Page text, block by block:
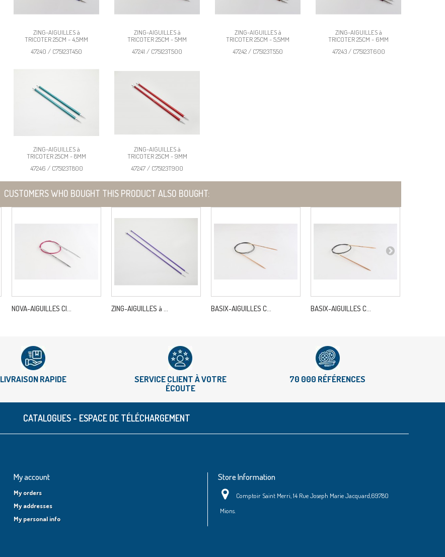
ZING-AIGUILLES à
TRICOTER 25CM - 4,5MM
47240 / C75123T450
ZING-AIGUILLES à
TRICOTER 25CM - 5MM
47241 / C75123T500
ZING-AIGUILLES à
TRICOTER 25CM - 5,5MM
47242 / C75123T550
ZING-AIGUILLES à
TRICOTER 25CM - 6MM
47243 / C75123T600
ZING-AIGUILLES à
TRICOTER 25CM - 8MM
47246 / C75123T800
ZING-AIGUILLES à
TRICOTER 25CM - 9MM
47247 / C75123T900
CUSTOMERS WHO BOUGHT THIS PRODUCT ALSO BOUGHT:
NOVA-AIGUILLES CI... ZING-AIGUILLES à ... BASIX-AIGUILLES C... BASIX-AIGUILLES C...
LIVRAISON RAPIDE
SERVICE CLIENT À VOTRE
ÉCOUTE
70 000 RÉFÉRENCES
CATALOGUES - ESPACE DE TÉLÉCHARGEMENT
My account
My orders
My addresses
My personal info
Store Information
Comptoir Saint Merri, 14 Rue Joseph Marie Jacquard,69780
Mions.